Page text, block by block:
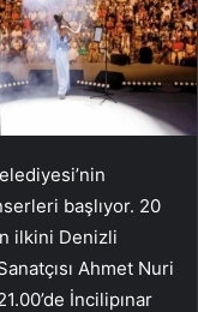
başlıyor. 20
ilkini Denizli
Ahmet Nuri
İncilipınar